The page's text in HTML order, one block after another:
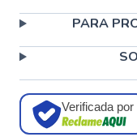
PARA
Verificada por